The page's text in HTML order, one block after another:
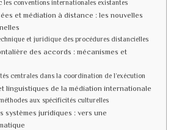
les conventions internationales existantes
et médiation à distance : les nouvelles
et juridique des procédures distancielles
des accords : mécanismes et
centrales dans la coordination de l’exécution
linguistiques de la médiation internationale
aux spécificités culturelles
systèmes juridiques : vers une